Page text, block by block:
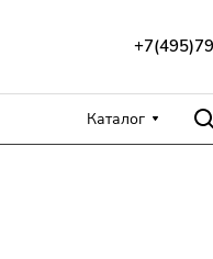
Каталог